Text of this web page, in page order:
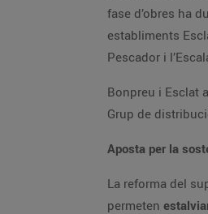
fase d’obres ha
establiments
Pescador i
Bonpreu i Esclat
Grup de
Aposta per la
La reforma del
permeten